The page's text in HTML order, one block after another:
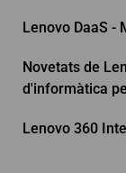
Lenovo DaaS -
Novetats de
d'informàtica
Lenovo 360